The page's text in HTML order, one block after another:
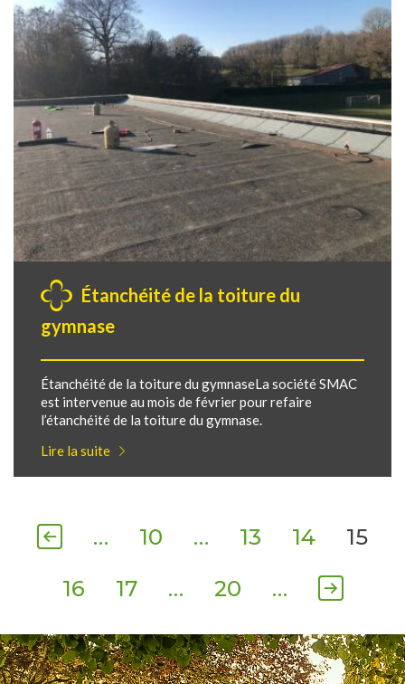
Étanchéité de la toiture du
gymnase
Étanchéité de la toiture du gymnaseLa société SMAC
est intervenue au mois de février pour refaire
l’étanchéité de la toiture du gymnase.
Lire la suite
… 10 … 13 14
15
16
17 … 20 …